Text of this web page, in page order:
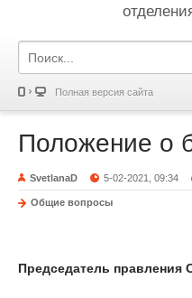
Полная версия сайта
Положение о
SvetlanaD 5-02-2021, 09:34
Общие вопросы
Председатель правления